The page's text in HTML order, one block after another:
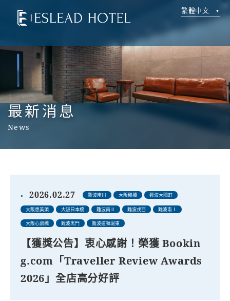
繁體中文
最新消息
News
2026.02.27 難波南Ⅲ 大阪鶴橋 難波大國町
大阪恵美須 大阪日本橋 難波南Ⅱ 難波戎西 難波南Ⅰ
大阪心齋橋 難波黑門 難波道頓堀東
【獲獎公告】衷心感謝！榮獲 Bookin
g.com「Traveller Review Awards
2026」全店高分好評